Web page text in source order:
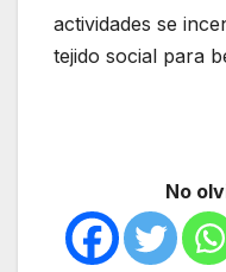
actividades se
tejido social para
No